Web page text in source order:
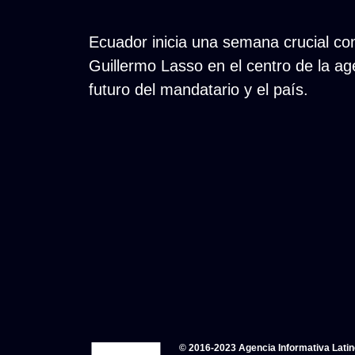
Ecuador inicia una semana crucial
Guillermo Lasso en el centro de la
futuro del mandatario y el país.
© 2016-2023 Agencia Informativa